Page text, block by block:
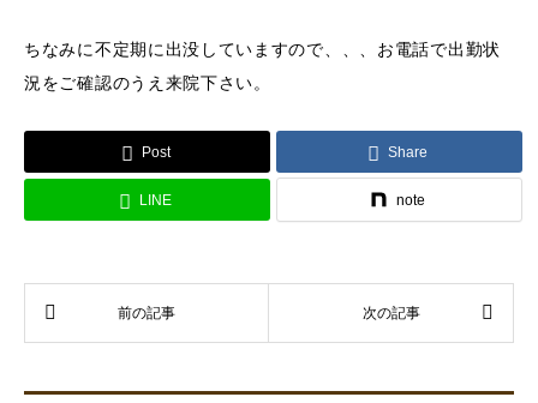
ちなみに不定期に出没していますので、、、お電話で出勤状
況をご確認のうえ来院下さい。
Post Share
LINE note